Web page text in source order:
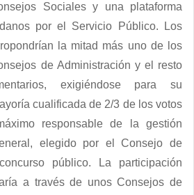
Socialesy una plataforma
por el Servicio Público. Los
la mitad más uno de los
de Administración y el resto
exigiéndose para su
cualificada de 2/3 de los votos
responsable de la gestión
, elegido por el Consejo de
público. La participación
a través de unosConsejos de